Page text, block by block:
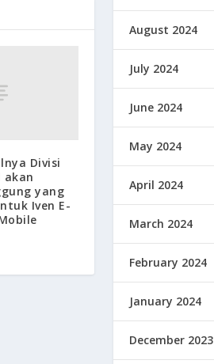
Divisi
akan
yang
Iven E-
August 2024
July 2024
June 2024
May 2024
April 2024
March 2024
February 2024
January 2024
December 2023